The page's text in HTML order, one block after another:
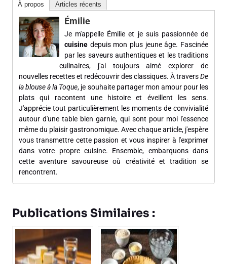
À propos Articles récents
Émilie
Je m'appelle Émilie et je suis passionnée de
cuisine depuis mon plus jeune âge. Fascinée
par les saveurs authentiques et les traditions
culinaires, j'ai toujours aimé explorer de
nouvelles recettes et redécouvrir des classiques. À traversDe
la blouse à la Toque, je souhaite partager mon amour pour les
plats qui racontent une histoire et éveillent les sens.
J'apprécie tout particulièrement les moments de convivialité
autour d'une table bien garnie, qui sont pour moi l'essence
même du plaisir gastronomique. Avec chaque article, j'espère
vous transmettre cette passion et vous inspirer à l'exprimer
dans votre propre cuisine. Ensemble, embarquons dans
cette aventure savoureuse où créativité et tradition se
rencontrent.
Publications Similaires :